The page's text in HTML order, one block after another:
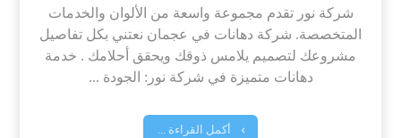
شركة نور تقدم مجموعة واسعة من الألوان والخدمات
المتخصصة. شركة دهانات في عجمان نعتني بكل تفاصيل
مشروعك لتصميم يلامس ذوقك ويحقق أحلامك . خدمة
دهانات متميزة في شركة نور: الجودة ...
أكمل القراءة ...